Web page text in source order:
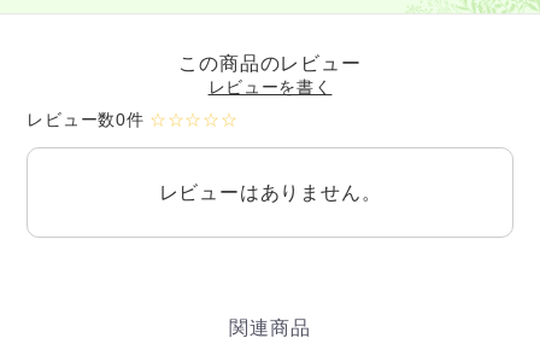
この商品のレビュー
レビューを書く
レビュー数0件 ☆☆☆☆☆
レビューはありません。